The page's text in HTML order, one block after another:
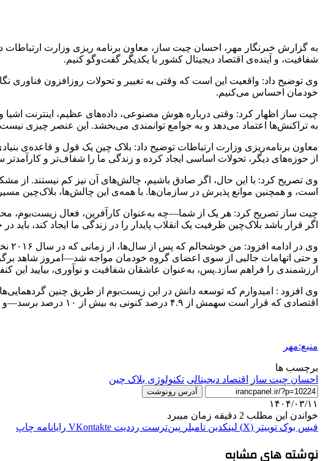
به گزارش خبرنگار مهر، احسان چیت ساز، معاون برنامه ریزی وزارت ارتباطات
شفافیت، و آینده‌ی اقتصاد دیجیتال کشور با یکدیگر گفت‌وگو کنیم.
وی توضیح داد: واقعیت این است که وقتی به تغییر و تحولات روزافزون
خودمان احساس می‌کنیم.
چیت ساز اظهار کرد: وقتی درباره‌ هوش مصنوعی، داده‌های عظیم، اینترنت اشیا
به تراکنش‌ها اعتماد می‌دهد و به جوامع توانمندی می‌بخشد. این عنصر چیزی
معاون برنامه‌ریزی وزارت ارتباطات توضیح داد: بلاک چین یک قول و قاعده‌ی
از حوزه‌های دیگر، تحولات اساسی ایجاد کرده و زندگی ما را شفاف‌تر و
وی تصریح کرد: با این حال، اگر صادق باشیم، چالش‌های آن نیز کم نیستند.
است، و همچنین موانع پذیرش در سازمان‌ها. با همه‌ی این چالش‌ها، بلاک‌چین
چیت ساز تصریح کرد: هر یک از شما—چه به‌عنوان کارآفرین، فعال زیست‌بوم،
اگر قرار باشد بلاک‌چین ظرفیت یک انقلاب پایدار را در زندگی ما ایجاد کند، باید
وی
و حتی اتهامات جالبی از سوی اعضای گروه خودمان مواجه شد—امروز شاهد
ارزشمندی را فراهم سازد.پس، به‌عنوان عاشقان شفافیت و نوآوری، بیایید این
وی افزود : امیدوارم که توسعه‌ دانش در این زیست‌بوم از طریق چنین
اقتصادی که قرار است سهمش از ۴.۹ درصد کنونی به بیش از ۱۰ درصد برسد—و بدون شک، این فناوری نقشی پایدار و کلیدی در این مسیر ایفا خواهد کرد.
منبع:مهر
برچسب ها
احسان چیت ساز
اقتصاد دیجیتالی تکنولوژی بلاک چین
آدرس رونوشت
۱۴۰۴/۰۳/۱۱
خواندن این مطلب 2 دقیقه زمان میبرد
فیس بوک توییتر (X) لینکدین ‫تامبلر ‫پین‌ترست ‫رددیت ‫VKontakte رایانامه چاپ
نوشته های مشابه